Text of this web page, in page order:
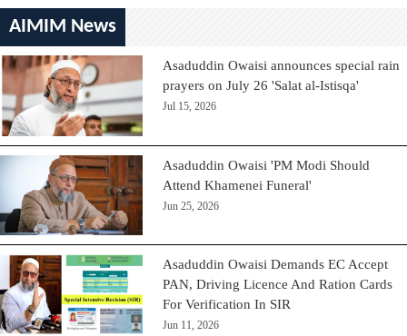
AIMIM News
Asaduddin Owaisi announces special rain
prayers on July 26 'Salat al-Istisqa'
Jul 15, 2026
Asaduddin Owaisi 'PM Modi Should
Attend Khamenei Funeral'
Jun 25, 2026
Asaduddin Owaisi Demands EC Accept
PAN, Driving Licence And Ration Cards
For Verification In SIR
Jun 11, 2026